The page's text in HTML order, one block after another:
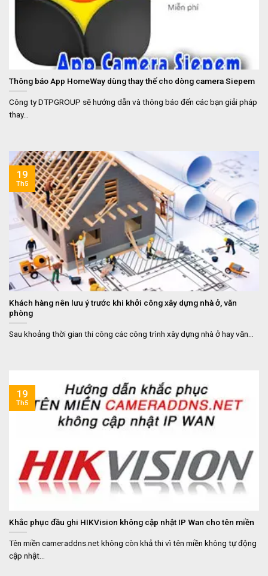
Thông báo App HomeWay dùng thay thế cho dòng camera Siepem
Công ty DTPGROUP sẽ hướng dẫn và thông báo đến các bạn giải pháp
thay...
Khách hàng nên lưu ý trước khi khởi công xây dựng nhà ở, văn
phòng
Sau khoảng thời gian thi công các công trình xây dựng nhà ở hay văn...
19
Th5
Khắc phục đầu ghi HIKVision không cập nhật IP Wan cho tên miền
Tên miền cameraddns.net không còn khả thi vì tên miền không tự động
cập nhật...
19
Th5